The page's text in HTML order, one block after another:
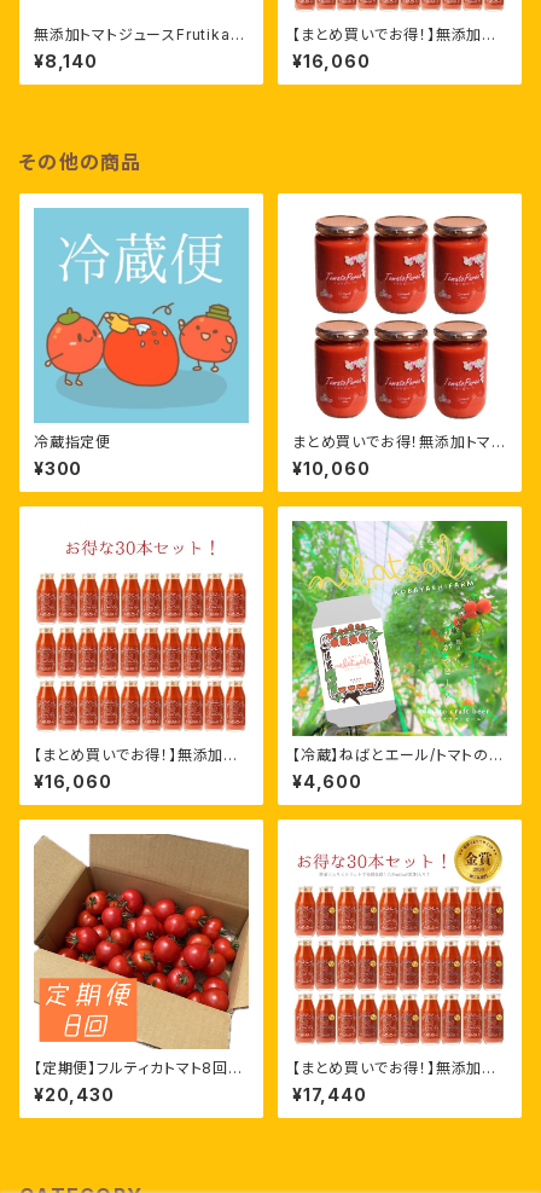
無添加トマトジュースFrutika飲
み比べ［180ml ×12本］
¥8,140
【まとめ買いでお得！】無添加ト
マトジュースFrutika100%［18
0ml ×30本］
¥16,060
その他の商品
冷蔵指定便
¥300
まとめ買いでお得！無添加トマト
ピューレ［ 320g×6個］
¥10,060
【まとめ買いでお得！】無添加ト
マトジュースFrutika100%［18
0ml ×30本］
¥16,060
【冷蔵】ねばとエール/トマトのク
ラフトビール［350ml ×3本］
¥4,600
【定期便】フルティカトマト8回セ
ット［フルティカ1.6kg］
¥20,430
【まとめ買いでお得！】無添加ト
マトジュースFrutika飲み比べ
［180ml ×30本］
¥17,440